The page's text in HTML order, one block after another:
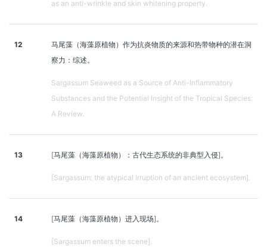
as an anti-wrinkle and skin whitening property.
12
马尾藻（海藻原植物）作为抗炎物质的来源和热带物种的潜在洞
察力：综述。
Sargassum Seaweed as a Source of Anti-Inflammatory
Substances and the Potential Insight of the Tropical Species:
A Review.
13 [马尾藻（海藻原植物）：古代生态系统的非典型入侵]。
[Sargassum: the atypical irruption of an ancient ecosystem].
14 [马尾藻（海藻原植物）进入现场]。
[Sargassum enters the scene].